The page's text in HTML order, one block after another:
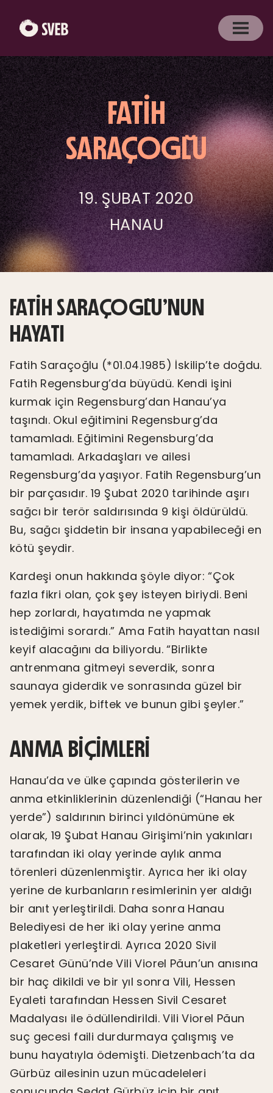
FATIH
SARAÇOĞLU
19. ŞUBAT 2020
HANAU
FATIH SARAÇOĞLU’NUN
HAYATI
Fatih Saraçoğlu (*01.04.1985) İskilip’te doğdu.
Fatih Regensburg’da büyüdü. Kendi işini
kurmak için Regensburg’dan Hanau’ya
taşındı. Okul eğitimini Regensburg’da
tamamladı. Eğitimini Regensburg’da
tamamladı. Arkadaşları ve ailesi
Regensburg’da yaşıyor. Fatih Regensburg’un
bir parçasıdır. 19 Şubat 2020 tarihinde aşırı
sağcı bir terör saldırısında 9 kişi öldürüldü.
Bu, sağcı şiddetin bir insana yapabileceği en
kötü şeydir.
Kardeşi onun hakkında şöyle diyor: “Çok
fazla fikri olan, çok şey isteyen biriydi. Beni
hep zorlardı, hayatımda ne yapmak
istediğimi sorardı.” Ama Fatih hayattan nasıl
keyif alacağını da biliyordu. “Birlikte
antrenmana gitmeyi severdik, sonra
saunaya giderdik ve sonrasında güzel bir
yemek yerdik, biftek ve bunun gibi şeyler.”
ANMA BIÇIMLERI
Hanau’da ve ülke çapında gösterilerin ve
anma etkinliklerinin düzenlendiği (“Hanau her
yerde”) saldırının birinci yıldönümüne ek
olarak, 19 Şubat Hanau Girişimi’nin yakınları
tarafından iki olay yerinde aylık anma
törenleri düzenlenmiştir. Ayrıca her iki olay
yerine de kurbanların resimlerinin yer aldığı
bir anıt yerleştirildi. Daha sonra Hanau
Belediyesi de her iki olay yerine anma
plaketleri yerleştirdi. Ayrıca 2020 Sivil
Cesaret Günü’nde Vili Viorel Păun’un anısına
bir haç dikildi ve bir yıl sonra Vili, Hessen
Eyaleti tarafından Hessen Sivil Cesaret
Madalyası ile ödüllendirildi. Vili Viorel Păun
suç gecesi faili durdurmaya çalışmış ve
bunu hayatıyla ödemişti. Dietzenbach’ta da
Gürbüz ailesinin uzun mücadeleleri